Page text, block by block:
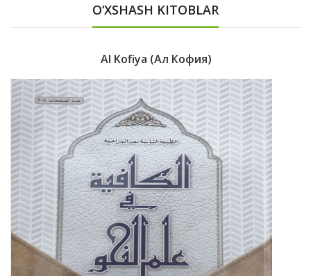
O‘XSHASH KITOBLAR
Al Kofiya (Ал Кофия)